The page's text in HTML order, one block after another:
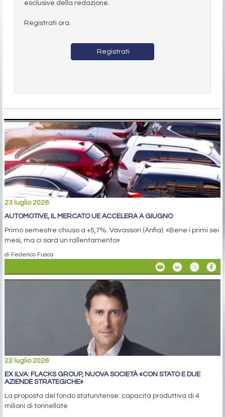
esclusive della redazione.
Registrati ora.
Registrati
23 luglio 2026
AUTOMOTIVE, IL MERCATO UE ACCELERA A GIUGNO
Primo semestre chiuso a +5,7%. Vavassori (Anfia): «Bene i primi sei
mesi, ma ci sarà un rallentamento»
di Federico Fusca
22 luglio 2026
EX ILVA: FLACKS GROUP, NUOVA SOCIETÀ «CON STATO E DUE
AZIENDE STRATEGICHE»
La proposta del fondo statunitense: capacità produttiva di 4
milioni di tonnellate